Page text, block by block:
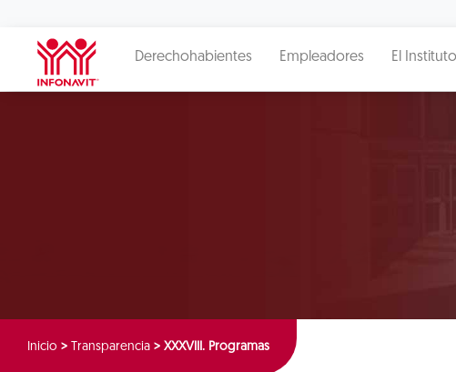
Derechohabientes Empleadores El Instituto
Inicio > Transparencia > XXXVIII. Programas